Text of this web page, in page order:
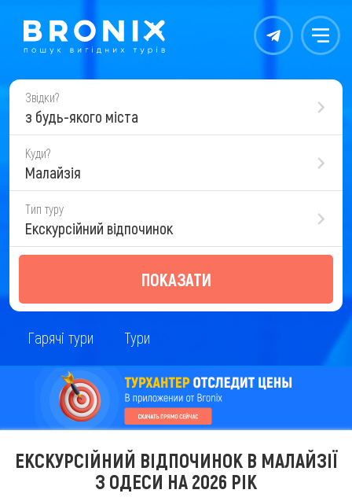
Контакты Меню
Звідки?
з будь-якого міста
Куди?
Малайзія
Тип туру
Екскурсійний відпочинок
ПОКАЗАТИ
Гарячі тури Тури
ЕКСКУРСІЙНИЙ ВІДПОЧИНОК В МАЛАЙЗІЇ
З ОДЕСИ НА 2026 РІК